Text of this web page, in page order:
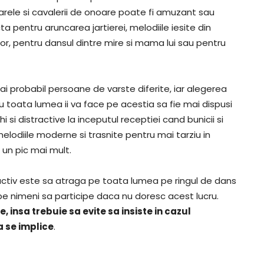
si cavalerii de onoare poate fi amuzant sau
pentru aruncarea jartierei, melodiile iesite din
pentru dansul dintre mire si mama lui sau pentru
probabil persoane de varste diferite, iar alegerea
toata lumea ii va face pe acestia sa fie mai dispusi
si distractive la inceputul receptiei cand bunicii si
moderne si trasnite pentru mai tarziu in
pic mai mult.
este sa atraga pe toata lumea pe ringul de dans
nimeni sa participe daca nu doresc acest lucru.
insa trebuie sa evite sa insiste in cazul
se implice.